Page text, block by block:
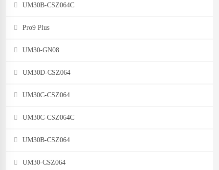
UM30B-CSZ064C
Pro9 Plus
UM30-GN08
UM30D-CSZ064
UM30C-CSZ064
UM30C-CSZ064C
UM30B-CSZ064
UM30-CSZ064